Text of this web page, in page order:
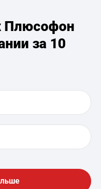
Плюсофон
за 10